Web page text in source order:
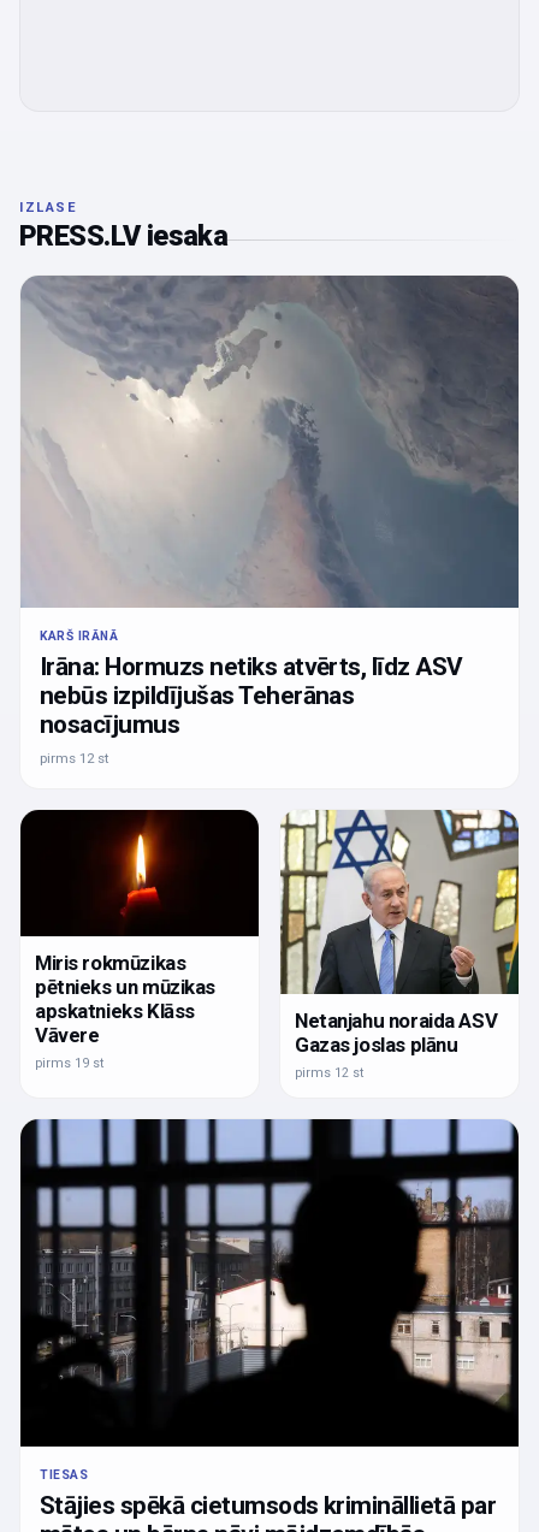
IZLASE
PRESS.LV iesaka
KARŠ IRĀNĀ
Irāna: Hormuzs netiks atvērts, līdz ASV
nebūs izpildījušas Teherānas
nosacījumus
pirms 12 st
Miris rokmūzikas
pētnieks un mūzikas
apskatnieks Klāss
Vāvere
pirms 19 st
Netanjahu noraida ASV
Gazas joslas plānu
pirms 12 st
TIESAS
Stājies spēkā cietumsods krimināllietā par